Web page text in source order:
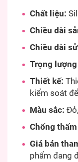
Chất liệu:
Chiều dài
Chiều dài
Trọng
Thiết kế:
kiểm soát
Màu sắc:
Chống
Giá bán
phẩm đang